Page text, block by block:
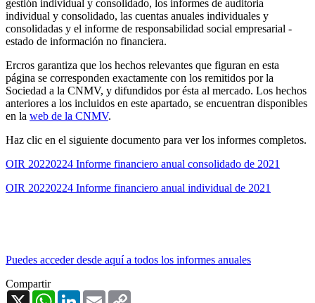
gestión individual y consolidado, los informes de auditoria
individual y consolidado, las cuentas anuales individuales y
consolidadas y el informe de responsabilidad social empresarial -
estado de información no financiera.
Ercros garantiza que los hechos relevantes que figuran en esta
página se corresponden exactamente con los remitidos por la
Sociedad a la CNMV, y difundidos por ésta al mercado. Los hechos
anteriores a los incluidos en este apartado, se encuentran disponibles
en la web de la CNMV.
Haz clic en el siguiente documento para ver los informes completos.
OIR 20220224 Informe financiero anual consolidado de 2021
OIR 20220224 Informe financiero anual individual de 2021
Puedes acceder desde aquí a todos los informes anuales
Compartir
X
WhatsAppLinkedInEmail